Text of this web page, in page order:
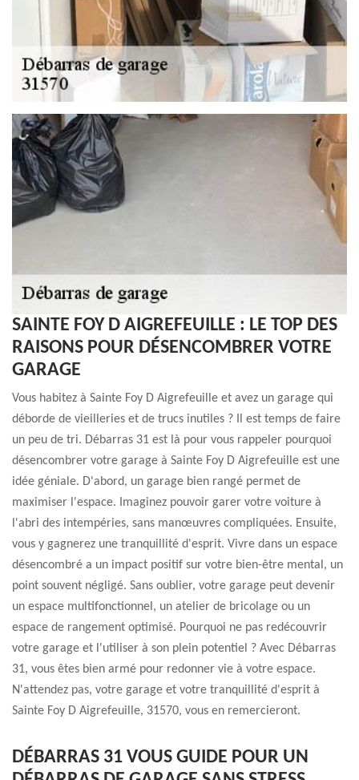
SAINTE FOY D AIGREFEUILLE : LE TOP DES
RAISONS POUR DÉSENCOMBRER VOTRE
GARAGE
Vous habitez à Sainte Foy D Aigrefeuille et avez un garage qui
déborde de vieilleries et de trucs inutiles ? Il est temps de faire
un peu de tri. Débarras 31 est là pour vous rappeler pourquoi
désencombrer votre garage à Sainte Foy D Aigrefeuille est une
idée géniale. D'abord, un garage bien rangé permet de
maximiser l'espace. Imaginez pouvoir garer votre voiture à
l'abri des intempéries, sans manœuvres compliquées. Ensuite,
vous y gagnerez une tranquillité d'esprit. Vivre dans un espace
désencombré a un impact positif sur votre bien-être mental, un
point souvent négligé. Sans oublier, votre garage peut devenir
un espace multifonctionnel, un atelier de bricolage ou un
espace de rangement optimisé. Pourquoi ne pas redécouvrir
votre garage et l'utiliser à son plein potentiel ? Avec Débarras
31, vous êtes bien armé pour redonner vie à votre espace.
N'attendez pas, votre garage et votre tranquillité d'esprit à
Sainte Foy D Aigrefeuille, 31570, vous en remercieront.
DÉBARRAS 31 VOUS GUIDE POUR UN